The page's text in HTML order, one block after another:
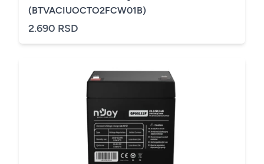
(BTVACIUOCTO2FCW01B)
2.690 RSD